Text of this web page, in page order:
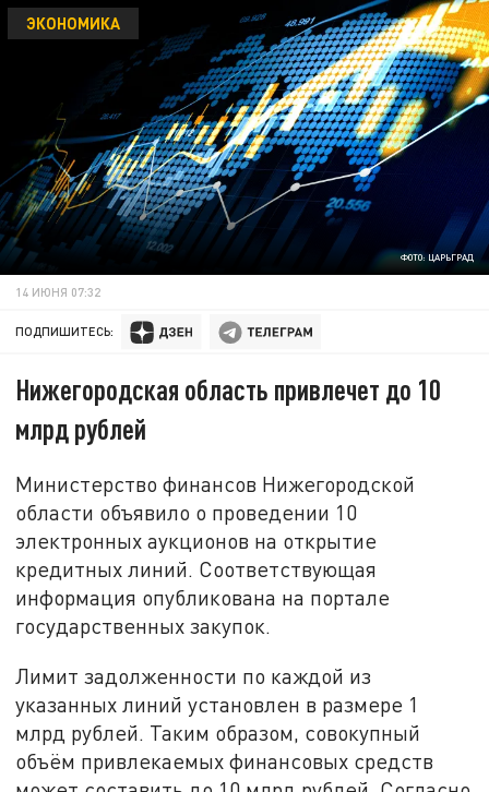
ФОТО: ЦАРЬГРАД
ЭКОНОМИКА
14 ИЮНЯ 07:32
ПОДПИШИТЕСЬ:
Нижегородская область привлечет до 10
млрд рублей
Министерство финансов Нижегородской
области объявило о проведении 10
электронных аукционов на открытие
кредитных линий. Соответствующая
информация опубликована на портале
государственных закупок.
Лимит задолженности по каждой из
указанных линий установлен в размере 1
млрд рублей. Таким образом, совокупный
объём привлекаемых финансовых средств